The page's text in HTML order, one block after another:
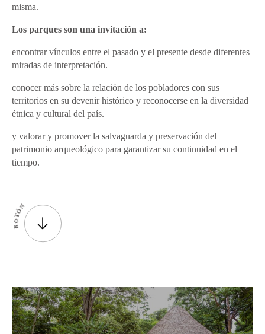
misma.
Los parques son una invitación a:
encontrar vínculos entre el pasado y el presente desde diferentes
miradas de interpretación.
conocer más sobre la relación de los pobladores con sus
territorios en su devenir histórico y reconocerse en la diversidad
étnica y cultural del país.
y valorar y promover la salvaguarda y preservación del
patrimonio arqueológico para garantizar su continuidad en el
tiempo.
B
O
T
Ó
N